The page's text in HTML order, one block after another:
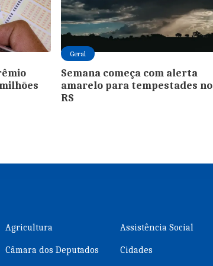
Geral
Semana começa com alerta
amarelo para tempestades no
RS
Agricultura Assistência Social
Câmara dos Deputados Cidades